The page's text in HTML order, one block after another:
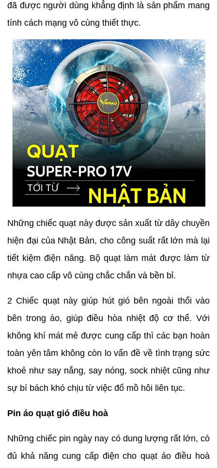
đã được người dùng khẳng định là sản phẩm mang
tính cách mạng vô cùng thiết thực.
Những chiếc quạt này được sản xuất từ dây chuyền
hiện đại của Nhật Bản, cho công suất rất lớn mà lại
tiết kiệm điện năng. Bộ quạt làm mát được làm từ
nhựa cao cấp vô cùng chắc chắn và bền bỉ.
2 Chiếc quạt này giúp hút gió bên ngoài thổi vào
bên trong áo, giúp điều hòa nhiệt độ cơ thể. Với
không khí mát mẻ được cung cấp thì các bạn hoàn
toàn yên tâm không còn lo vấn đề về tình trạng sức
khoẻ như say nắng, say nóng, sock nhiệt cũng như
sự bí bách khó chịu từ việc đổ mồ hôi liên tục.
Pin áo quạt gió điều hoà
Những chiếc pin ngày nay có dung lượng rất lớn, có
đủ khả năng cung cấp điện cho quạt áo điều hoà